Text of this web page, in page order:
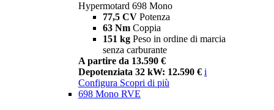
Hypermotard 698 Mono
77,5 CV Potenza
63 Nm Coppia
151 kg Peso in ordine di marcia
senza carburante
A partire da 13.590 €
Depotenziata 32 kW: 12.590 € i
Configura Scopri di più
698 Mono RVE